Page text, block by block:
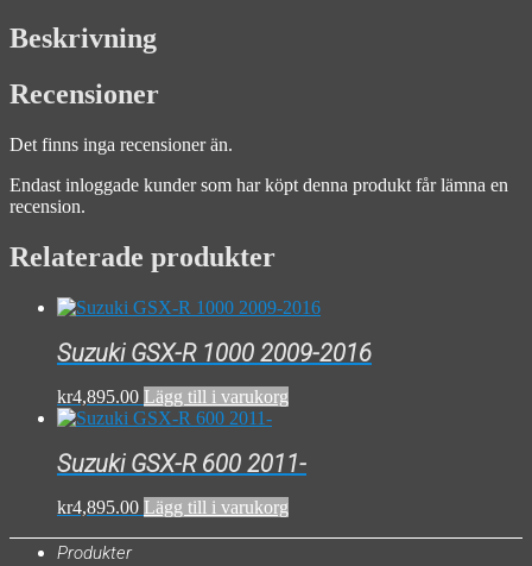
Beskrivning
Recensioner
Det finns inga recensioner än.
Endast inloggade kunder som har köpt denna produkt får lämna en
recension.
Relaterade produkter
Suzuki GSX-R 1000 2009-2016
kr4,895.00 Lägg till i varukorg
Suzuki GSX-R 600 2011-
kr4,895.00 Lägg till i varukorg
Produkter